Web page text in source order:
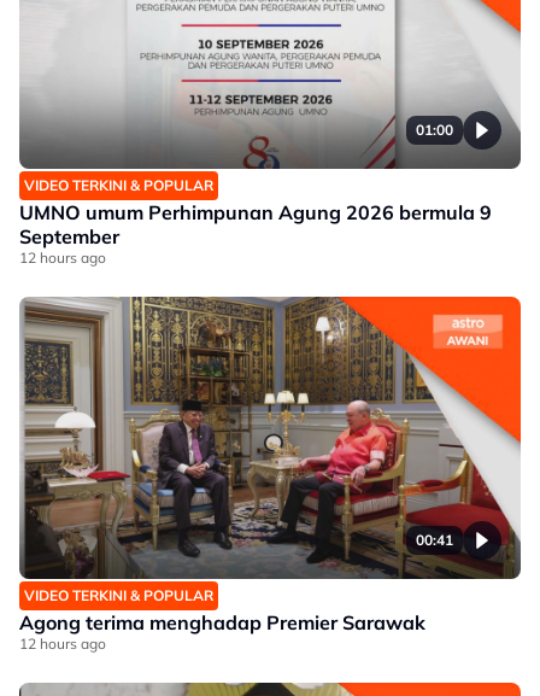
01:00
VIDEO TERKINI & POPULAR
UMNO umum Perhimpunan Agung 2026 bermula 9
September
12 hours ago
00:41
VIDEO TERKINI & POPULAR
Agong terima menghadap Premier Sarawak
12 hours ago